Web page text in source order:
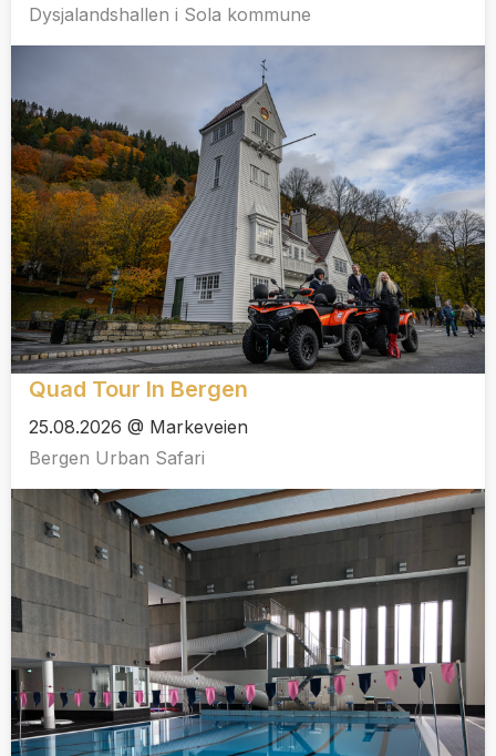
Dysjalandshallen i Sola kommune
Quad Tour In Bergen
25.08.2026 @ Markeveien
Bergen Urban Safari